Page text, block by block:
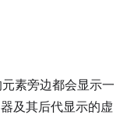
素旁边都会显示一
及其后代显示的虚